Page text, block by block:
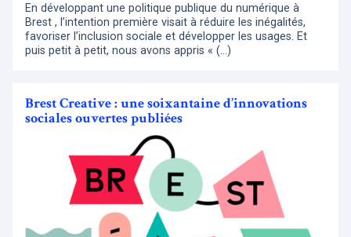
En développant une politique publique du numérique à
Brest , l’intention première visait à réduire les inégalités,
favoriser l’inclusion sociale et développer les usages. Et
puis petit à petit, nous avons appris « (…)
Brest Creative : une soixantaine d’innovations
sociales ouvertes publiées